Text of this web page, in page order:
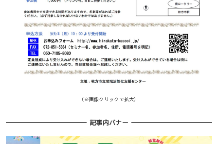
（※画像クリックで拡大）
記事内バナー